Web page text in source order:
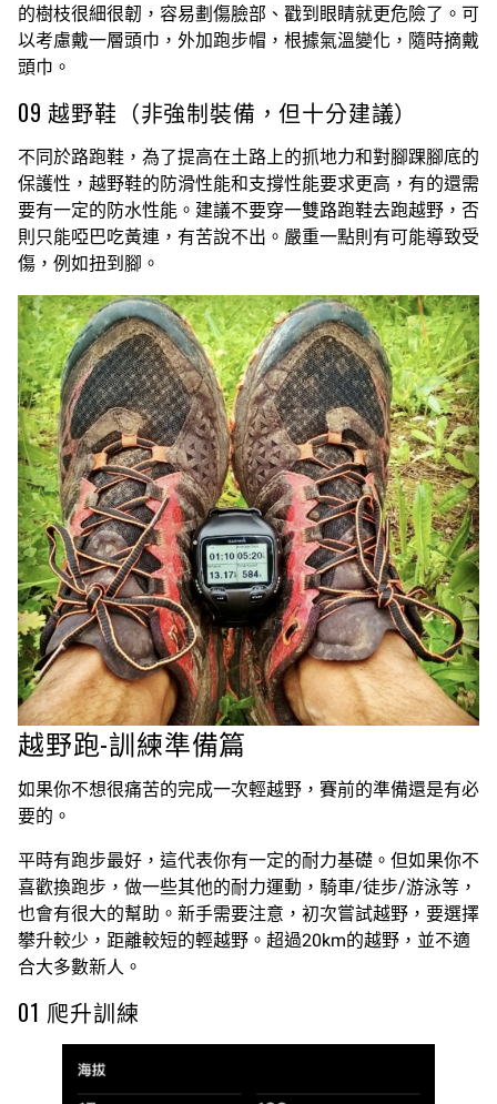
的樹枝很細很韌，容易劃傷臉部、戳到眼睛就更危險了。可
以考慮戴一層頭巾，外加跑步帽，根據氣溫變化，隨時摘戴
頭巾。
09 越野鞋（非強制裝備，但十分建議）
不同於路跑鞋，為了提高在土路上的抓地力和對腳踝腳底的
保護性，越野鞋的防滑性能和支撐性能要求更高，有的還需
要有一定的防水性能。建議不要穿一雙路跑鞋去跑越野，否
則只能啞巴吃黃連，有苦說不出。嚴重一點則有可能導致受
傷，例如扭到腳。
越野跑-訓練準備篇
如果你不想很痛苦的完成一次輕越野，賽前的準備還是有必
要的。
平時有跑步最好，這代表你有一定的耐力基礎。但如果你不
喜歡換跑步，做一些其他的耐力運動，騎車/徒步/游泳等，
也會有很大的幫助。新手需要注意，初次嘗試越野，要選擇
攀升較少，距離較短的輕越野。超過20km的越野，並不適
合大多數新人。
01 爬升訓練